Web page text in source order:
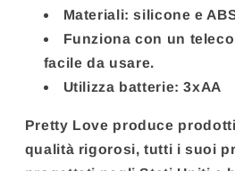
Materiali: silicone e
Funziona con un
facile da usare.
Utilizza batterie: 3xAA
Pretty Love produce
qualità rigorosi, tutti i suoi